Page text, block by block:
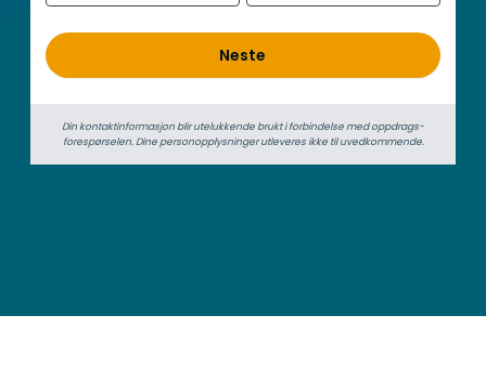
o
d
Neste
Din kontaktinformasjon blir utelukkende brukt i forbindelse med oppdrags­
forespørselen. Dine person­­opplysninger utleveres ikke til uvedkommende.